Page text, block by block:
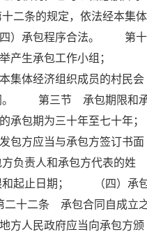
条的规定，依法经本集体
四）承包程序合法。 第十
举产生承包工作小组；
集体经济组织成员的村民会
。 第三节 承包期限和
包期为三十年至七十年；
方应当与承包方签订书面
责人和承包方代表的姓
和起止日期； （四）承
十二条 承包合同自成立
人民政府应当向承包方颁